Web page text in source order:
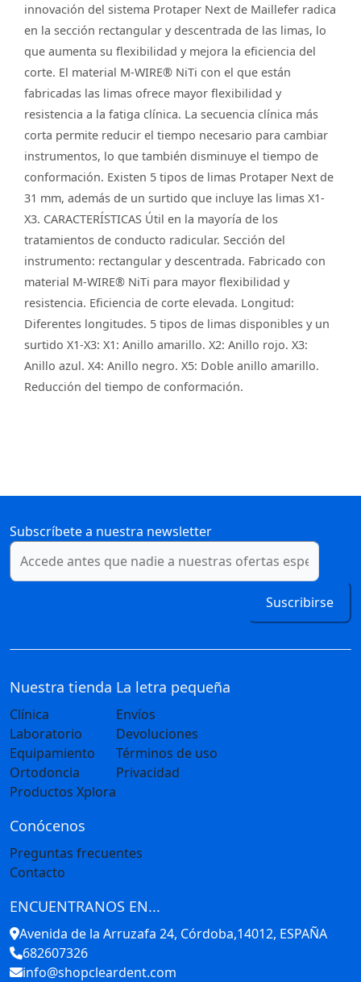
innovación del sistema Protaper Next de Maillefer radica
en la sección rectangular y descentrada de las limas, lo
que aumenta su flexibilidad y mejora la eficiencia del
corte. El material M-WIRE® NiTi con el que están
fabricadas las limas ofrece mayor flexibilidad y
resistencia a la fatiga clínica. La secuencia clínica más
corta permite reducir el tiempo necesario para cambiar
instrumentos, lo que también disminuye el tiempo de
conformación. Existen 5 tipos de limas Protaper Next de
31 mm, además de un surtido que incluye las limas X1-
X3. CARACTERÍSTICAS Útil en la mayoría de los
tratamientos de conducto radicular. Sección del
instrumento: rectangular y descentrada. Fabricado con
material M-WIRE® NiTi para mayor flexibilidad y
resistencia. Eficiencia de corte elevada. Longitud:
Diferentes longitudes. 5 tipos de limas disponibles y un
surtido X1-X3: X1: Anillo amarillo. X2: Anillo rojo. X3:
Anillo azul. X4: Anillo negro. X5: Doble anillo amarillo.
Reducción del tiempo de conformación.
Subscríbete a nuestra newsletter
Suscribirse
Nuestra tienda
Clínica
Laboratorio
Equipamiento
Ortodoncia
Productos Xplora
La letra pequeña
Envíos
Devoluciones
Términos de uso
Privacidad
Conócenos
Preguntas frecuentes
Contacto
ENCUENTRANOS EN...
Avenida de la Arruzafa 24, Córdoba,14012, ESPAÑA
682607326
info@shopcleardent.com